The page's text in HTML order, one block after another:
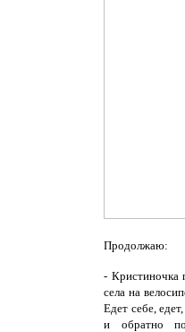
Продолжаю:
- Кристиночка
села на
Едет себе,
и обратно